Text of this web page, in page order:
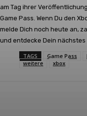
am Tag ihrer
Game Pass. Wenn Du den
melde Dich noch heute an,
und entdecke Dein nächstes
TAGS Game Pass
weitere
xbox